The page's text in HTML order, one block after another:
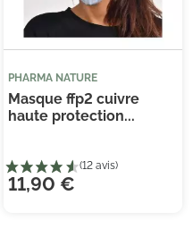
PHARMA NATURE
Masque ffp2 cuivre
haute protection...
11,90 €